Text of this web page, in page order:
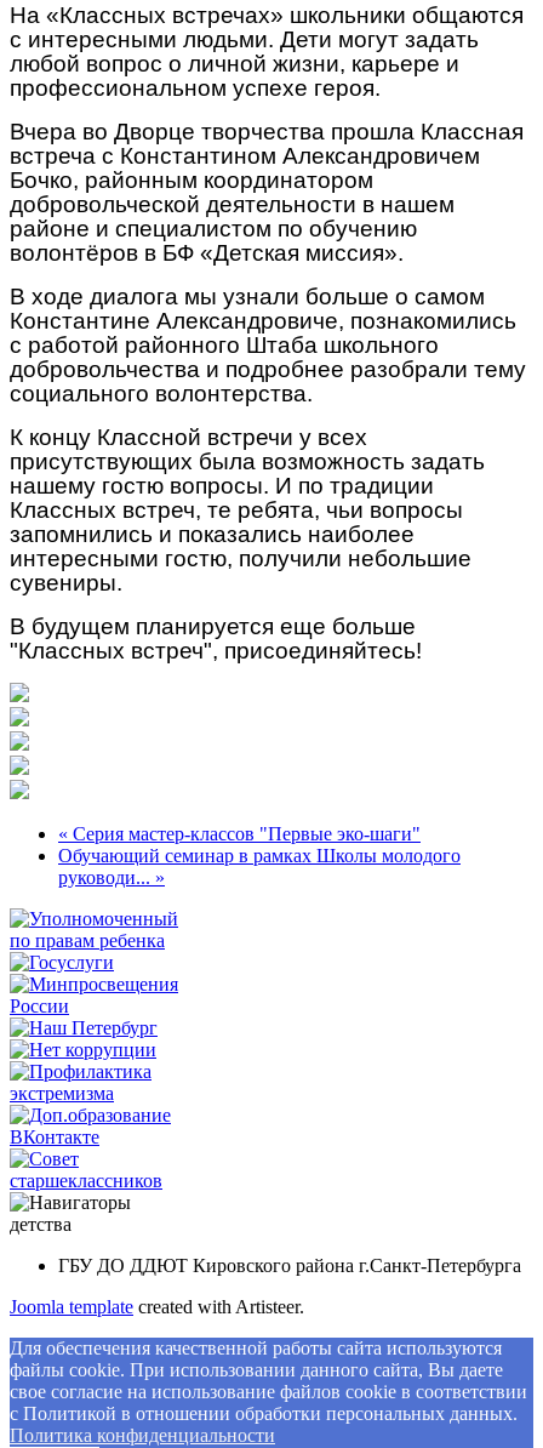
На «Классных встречах» школьники общаются
с интересными людьми. Дети могут задать
любой вопрос о личной жизни, карьере и
профессиональном успехе героя.
Вчера во Дворце творчества прошла Классная
встреча с Константином Александровичем
Бочко, районным координатором
добровольческой деятельности в нашем
районе и специалистом по обучению
волонтёров в БФ «Детская миссия».
В ходе диалога мы узнали больше о самом
Константине Александровиче, познакомились
с работой районного Штаба школьного
добровольчества и подробнее разобрали тему
социального волонтерства.
К концу Классной встречи у всех
присутствующих была возможность задать
нашему гостю вопросы. И по традиции
Классных встреч, те ребята, чьи вопросы
запомнились и показались наиболее
интересными гостю, получили небольшие
сувениры.
В будущем планируется еще больше
"Классных встреч", присоединяйтесь!
« Серия мастер-классов "Первые эко-шаги"
Обучающий семинар в рамках Школы молодого
руководи... »
ГБУ ДО ДДЮТ Кировского района г.Санкт-Петербурга
Joomla template created with Artisteer.
Для обеспечения качественной работы сайта используются
файлы cookie. При использовании данного сайта, Вы даете
свое согласие на использование файлов cookie в соответствии
с Политикой в отношении обработки персональных данных.
Политикa конфиденциальности